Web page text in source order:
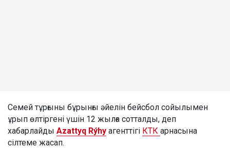
Семей тұрғыны бұрынғы әйелін бейсбол сойылымен
ұрып өлтіргені үшін 12 жылға сотталды, деп
хабарлайды Azattyq Rýhy агенттігі КТК арнасына
сілтеме жасап.